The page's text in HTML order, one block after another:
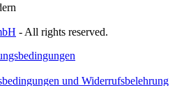
- All rights reserved.
und Widerrufsbelehrung